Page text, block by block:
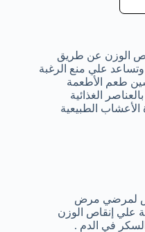
الوزن عن طريق
علي منع الرغبة
طعم الأطعمة
الغذائية
الأعشاب الطبيعية
لمرضي مرض
علي إنقاص الوزن
في الدم .